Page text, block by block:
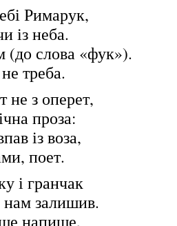
Римарук,
із неба.
(до слова «фук»).
треба.
з оперет,
проза:
із воза,
поет.
і гранчак
нам залишив.
напише,